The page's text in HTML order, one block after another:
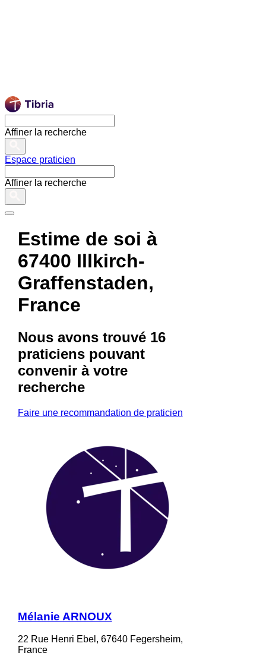
Affiner la recherche
Espace praticien
Affiner la recherche
Estime de soi à
67400 Illkirch-
Graffenstaden,
France
Nous avons trouvé 16
praticienspouvant
convenir à votre
recherche
Faire une recommandation de praticien
Mélanie ARNOUX
22 Rue Henri Ebel, 67640 Fegersheim,
France